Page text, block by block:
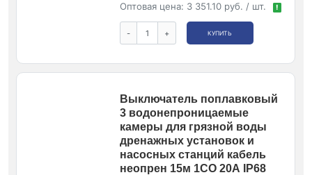
Оптовая цена: 3 351.10 руб. / шт. !
- + КУПИТЬ
Выключатель поплавковый
3 водонепроницаемые
камеры для грязной воды
дренажных установок и
насосных станций кабель
неопрен 15м 1СО 20А IP68